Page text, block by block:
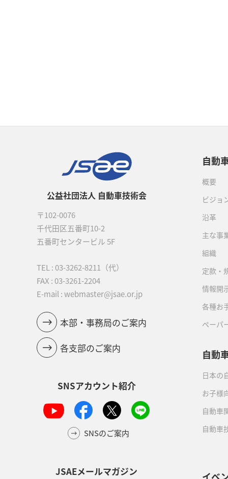
公益社団法人 自動車技術会
〒102-0076
千代田区五番町10-2
五番町センタービル 5F
TEL : 03-3262-8211
（代）
FAX : 03-3261-2204
E-mail : webmaster@jsae.or.jp
本部・事務局のご案内
各支部のご案内
SNSアカウント紹介
SNSのご案内
JSAEメールマガジン
自動
概要
ビジョ
沿革
主な事
組織
定款・
情報開
各種お
ペーパ
自動
日本の
お子様
自動車
自動車